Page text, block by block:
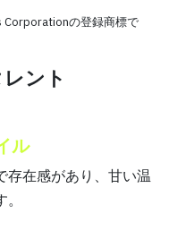
の登録商標で
ント
ル
存在感があり、甘い温